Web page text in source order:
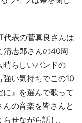
表の菅真良さんは
清志郎さんの40周
晴らしいバンドの
い気持ちでこの10
』を選んで歌って
の音楽を皆さんと
せながら話し、